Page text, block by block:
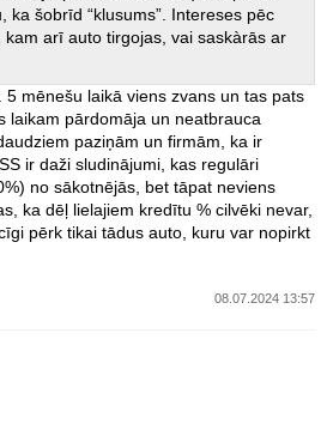
ka šobrīd “klusums”. Intereses pēc
arī auto tirgojas, vai saskàrās ar
mēnešu laikā viens zvans un tas pats
laikam pārdomāja un neatbrauca
paziņām un firmām, ka ir
ir daži sludinājumi, kas regulāri
no sākotnējās, bet tāpat neviens
ka dēļ lielajiem kredītu % cilvēki nevar,
pērk tikai tādus auto, kuru var nopirkt
08.07.2024 13:57